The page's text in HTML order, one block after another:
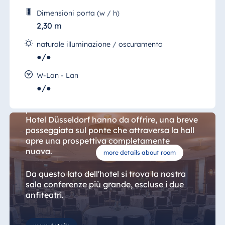
Dimensioni porta (w / h)
2,30 m
naturale illuminazione / oscuramento
●/●
W-Lan - Lan
●/●
more details about room
Sala 11, Mauritius
punti salienti che le 33 sale del Maritim
Hotel Düsseldorf hanno da offrire, una breve
passeggiata sul ponte che attraversa la hall
apre una prospettiva completamente
nuova.
Da questo lato dell'hotel si trova la nostra
sala conferenze più grande, escluse i due
anfiteatri.
Questa sala, molto amata, ha una